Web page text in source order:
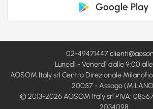
Google Play
02-49471447
Lunedì - Venerdì dalle 9:00 alle
AOSOM Italy srl Centro Direzionale
20057 - Assago
© 2013-2026 AOSOM Italy srl PIVA:
2034098